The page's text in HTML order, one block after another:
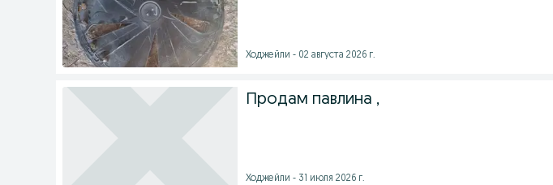
Ходжейли - 02 августа 2026 г.
Продам павлина ,
Ходжейли - 31 июля 2026 г.